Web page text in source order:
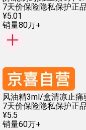
7天价保险隐私保护正
¥5.01
销量80万+
风油精3ml/盒清凉止痛
7天价保险隐私保护正
¥5.5
销量60万+